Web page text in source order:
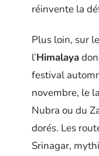
réinvente la
Plus loin, sur
l’Himalaya
festival
novembre, le
Nubra ou du
dorés. Les
Srinagar,